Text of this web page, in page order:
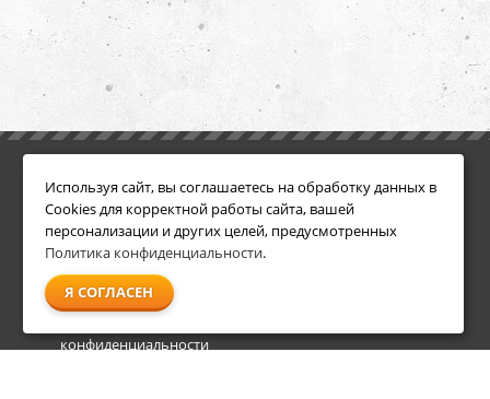
Условия возврата
О компании
Доставка
Оплата
Гарантия и сервис
конфиденциальности
Акции
Используя сайт, вы соглашаетесь на обработку данных в
Cookies для корректной работы сайта, вашей
персонализации и других целей, предусмотренных
Политика конфиденциальности.
Я СОГЛАСЕН